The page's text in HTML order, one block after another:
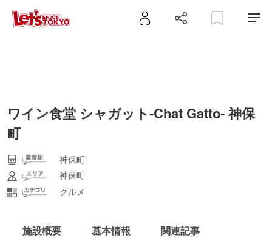
ワイン食堂 シャガット‐Chat Gatto‐ 神保
町
神保町
神保町
グルメ
施設概要 基本情報 関連記事